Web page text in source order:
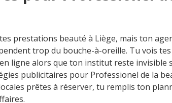
prestations beauté à Liège, mais ton
trop du bouche-à-oreille. Tu vois tes
ligne alors que ton institut reste invisible
publicitaires pour Professionel de la
prêtes à réserver, tu remplis ton